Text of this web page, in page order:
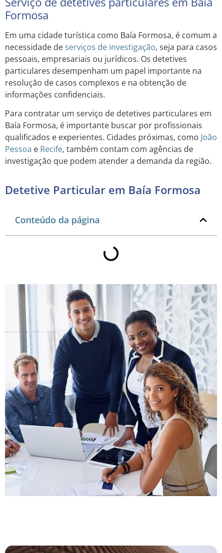
Formosa
Em uma cidade turística como Baía Formosa, é comum a
necessidade deserviços de investigação, seja para casos
pessoais, empresariais ou jurídicos. Os detetives
particulares desempenham um papel importante na
resolução de casos complexos e na obtenção de
informações confidenciais.
Para contratar um serviço de detetives particulares em
Baía Formosa, é importante buscar por profissionais
qualificados e experientes. Cidades próximas, como João
Pessoa e Recife, também contam com agências de
investigação que podem atender a demanda da região.
Detetive Particular em Baía Formosa
Conteúdo da página